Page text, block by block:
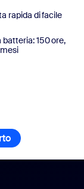
rapida di facile
batteria: 150 ore,
Ha delle